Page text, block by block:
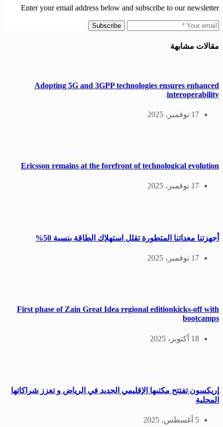
Enter your email address below and subscribe to our newsletter
Subscribe
مقالات مشابهة
Adopting 5G and 3GPP technologies ensures enhanced
interoperability
17 نوفمبر، 2025
Ericsson remains at the forefront of technological evolution
17 نوفمبر، 2025
أجهزتنا معداتنا المتطورة تقلل استهلاك الطاقة بنسبة 50%
17 نوفمبر، 2025
First phase of Zain Great Idea regional editionkicks-off with
bootcamps
18 أكتوبر، 2025
إريكسون تفتتح مكتبها الإقليمي الجديد في الرياض و تعزز شراكاتها
المحلية
5 أغسطس، 2025